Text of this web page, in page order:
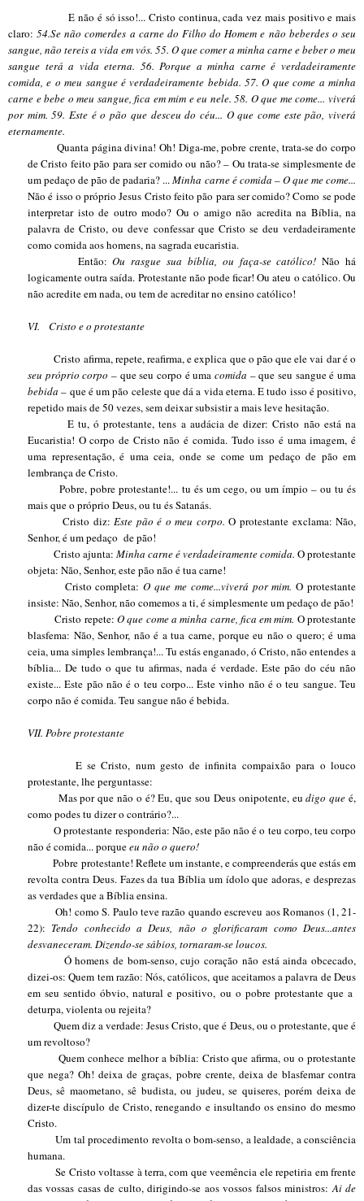
E não é só isso!... Cristo continua, cada vez mais positivo e mais
claro:54.Se não comerdes a carne do Filho do Homem e não beberdes o seu
sangue, não tereis a vida em vós. 55. O que comer a minha carne e beber o meu
sangue terá a vida eterna. 56. Porque a minha carne é verdadeiramente
comida, e o meu sangue é verdadeiramente bebida. 57. O que come a minha
carne e bebe o meu sangue, fica em mim e eu nele. 58. O que me come... viverá
por mim. 59. Este é o pão que desceu do céu... O que come este pão, viverá
eternamente.
Quanta página divina! Oh! Diga-me, pobre crente, trata-se do corpo
de Cristo feito pão para ser comido ou não? – Ou trata-se simplesmente de
um pedaço de pão de padaria? ...Minha carne é comida – O que me come...
Não é isso o próprio Jesus Cristo feito pão para ser comido? Como se pode
interpretar isto de outro modo? Ou o amigo não acredita na Bíblia, na
palavra de Cristo, ou deve confessar que Cristo se deu verdadeiramente
como comida aos homens, na sagrada eucaristia.
Então:Ou rasgue sua bíblia, ou faça-se católico! Não há
logicamente outra saída. Protestante não pode ficar! Ou ateu o católico. Ou
não acredite em nada, ou tem de acreditar no ensino católico!
VI. Cristo e o protestante
Cristo afirma, repete, reafirma, e explica que o pão que ele vai dar é o
seu próprio corpo – que seu corpo é umacomida – que seu sangue é uma
bebida – que é um pão celeste que dá a vida eterna. E tudo isso é positivo,
repetido mais de 50 vezes, sem deixar subsistir a mais leve hesitação.
E tu, ó protestante, tens a audácia de dizer: Cristo não está na
Eucaristia! O corpo de Cristo não é comida. Tudo isso é uma imagem, é
uma representação, é uma ceia, onde se come um pedaço de pão em
lembrança de Cristo.
Pobre, pobre protestante!... tu és um cego, ou um ímpio – ou tu és
mais que o próprio Deus, ou tu és Satanás.
Cristo diz:Este pão é o meu corpo. O protestante exclama: Não,
Senhor, é um pedaço de pão!
Cristo ajunta: Minha carne é verdadeiramente comida. O protestante
objeta: Não, Senhor, este pão não é tua carne!
Cristo completa:O que me come...viverá por mim. O protestante
insiste: Não, Senhor, não comemos a ti, é simplesmente um pedaço de pão!
Cristo repete:O que come a minha carne, fica em mim. O protestante
blasfema: Não, Senhor, não é a tua carne, porque eu não o quero; é uma
ceia, uma simples lembrança!... Tu estás enganado, ó Cristo, não entendes a
bíblia... De tudo o que tu afirmas, nada é verdade. Este pão do céu não
existe... Este pão não é o teu corpo... Este vinho não é o teu sangue. Teu
corpo não é comida. Teu sangue não é bebida.
VII. Pobre protestante
E se Cristo, num gesto de infinita compaixão para o louco
protestante, lhe perguntasse:
Mas por que não o é? Eu, que sou Deus onipotente, eudigo que é,
como podes tu dizer o contrário?...
O protestante responderia: Não, este pão não é o teu corpo, teu corpo
não é comida... porqueeu não o quero!
Pobre protestante! Reflete um instante, e compreenderás que estás em
revolta contra Deus. Fazes da tua Bíblia um ídolo que adoras, e desprezas
as verdades que a Bíblia ensina.
Oh! como S. Paulo teve razão quando escreveu aos Romanos (1, 21-
22): Tendo conhecido a Deus, não o glorificaram como Deus...antes
desvaneceram. Dizendo-se sábios, tornaram-se loucos.
Ó homens de bom-senso, cujo coração não está ainda obcecado,
dizei-os: Quem tem razão: Nós, católicos, que aceitamos a palavra de Deus
em seu sentido óbvio, natural e positivo, ou o pobre protestante que a
deturpa, violenta ou rejeita?
Quem diz a verdade: Jesus Cristo, que é Deus, ou o protestante, que é
um revoltoso?
Quem conhece melhor a bíblia: Cristo que afirma, ou o protestante
que nega? Oh! deixa de graças, pobre crente, deixa de blasfemar contra
Deus, sê maometano, sê budista, ou judeu, se quiseres, porém deixa de
dizer-te discípulo de Cristo, renegando e insultando os ensino do mesmo
Cristo.
Um tal procedimento revolta o bom-senso, a lealdade, a consciência
humana.
Se Cristo voltasse à terra, com que veemência ele repetiria em frente
das vossas casas de culto, dirigindo-se aos vossos falsos ministros:Ai de